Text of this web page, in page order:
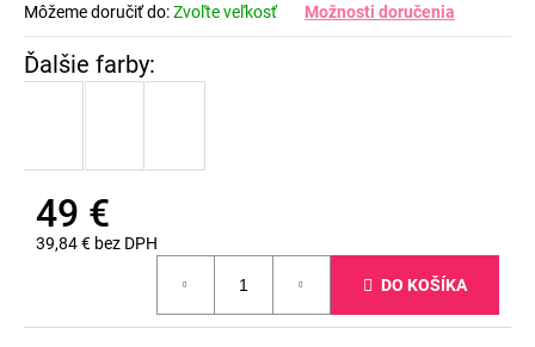
Môžeme doručiť do:Zvoľte veľkosť Možnosti doručenia
49 €
39,84 € bez DPH
DO KOŠÍKA